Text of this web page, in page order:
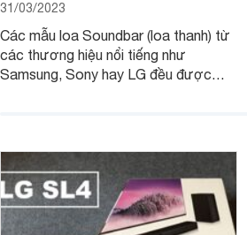
31/03/2023
Các mẫu loa Soundbar (loa thanh) từ
các thương hiệu nổi tiếng như
Samsung, Sony hay LG đều được
lớn từ 300W và tầm giá khoảng 5
triệu đồng trở xuống, không khó để sở
hữu và trải nghiệm.